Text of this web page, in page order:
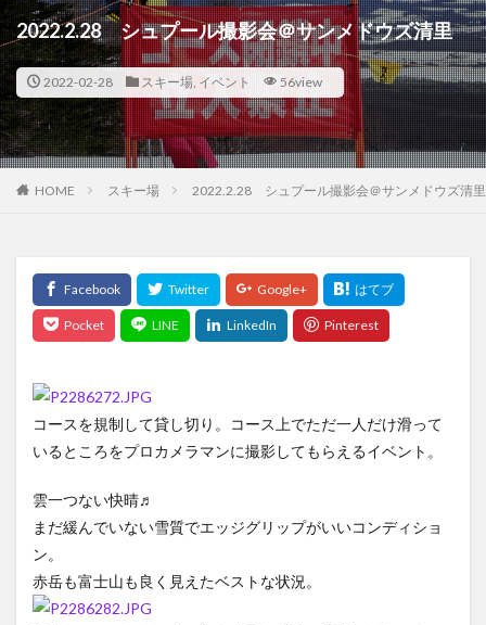
2022.2.28 シュプール撮影会＠サンメドウズ清里
2022-02-28 スキー場, イベント 56view
HOME スキー場 2022.2.28 シュプール撮影会＠サンメドウズ清里
コースを規制して貸し切り。コース上でただ一人だけ滑って
いるところをプロカメラマンに撮影してもらえるイベント。
雲一つない快晴♬
まだ緩んでいない雪質でエッジグリップがいいコンディショ
ン。
赤岳も富士山も良く見えたベストな状況。